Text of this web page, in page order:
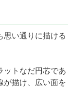
思い通りに描ける
ットなだ円芯であ
が描け、広い面を